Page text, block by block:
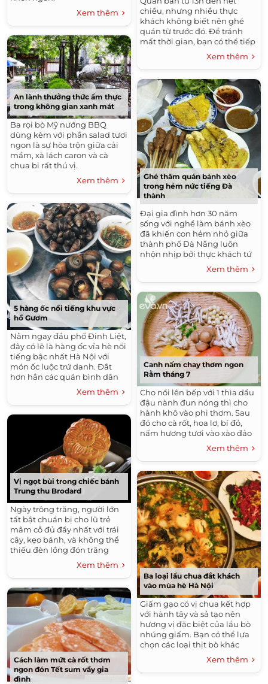
Xem thêm
An lành thưởng thức ẩm thực
trong không gian xanh mát
Ba rọi bò Mỹ nướng BBQ
dùng kèm với phần salad tươi
ngon là sự hòa trộn giữa cải
mầm, xà lách caron và cà
chua bi rất thú vị.
Xem thêm
5 hàng ốc nổi tiếng khu vực
hồ Gươm
Nằm ngay đầu phố Đinh Liệt,
đây có lẽ là hàng ốc vỉa hè nổi
tiếng bậc nhất Hà Nội với
món ốc luộc trứ danh. Đắt
hơn hẳn các quán bình dân
khác với giá khoảng 70.000
đồng cho một bát to nhưng
quán Hà Trang luôn đông
khách, đặc biệt là buổi chiều
tối và cuối tuần.
Xem thêm
Vị ngọt bùi trong chiếc bánh
Trung thu Brodard
Ngày trông trăng, người lớn
tất bật chuẩn bị cho lũ trẻ
mâm cỗ đủ đầy nhất với trái
cây, kẹo bánh, và không thể
thiếu đèn lồng đón trăng
cùng những chiếc bánh
Trung thu ngọt bùi. Bánh
trông trăng phải là những
chiếc bánh giữ được hồn
“muôn năm cũ”, nhân bánh
thơm bùi với thịt mỡ, trứng
muối, hạt dưa.
Xem thêm
Cách làm mứt cà rốt thơm
ngon đón Tết sum vầy gia
đình
chiều, nhưng nhiều thực
khách không biết nên ghé
quán từ trước đó. Để tránh
mất thời gian, bạn có thể tiếp
tục lang thang khu Hòa Bình
hoặc đi vào nhà sách gần đó.
Một tô đầy đủ ở quán có giá
35.000 đồng. Nếu không ăn
được một số nguyên liệu của
lòng gà thì bạn có thể nói
trước với chủ quán.
Xem thêm
Ghé thăm quán bánh xèo
trong hẻm nức tiếng Đà
thành
Đại gia đình hơn 30 năm
sống với nghề làm bánh xèo
đã khiến con hẻm nhỏ giữa
thành phố Đà Nẵng luôn
nhộn nhịp bởi thực khách tứ
Xem thêm
Canh nấm chay thơm ngon
Rằm tháng 7
Cho nồi lên bếp với 1 thìa dầu
đậu nành đun nóng thì cho
hành khô vào phi thơm. Sau
đó cho cà rốt, hoa lơ, bí đỏ,
nấm hương tươi vào xào đảo
Xem thêm
Ba loại lẩu chua đắt khách
vào mùa hè Hà Nội
Giấm gạo có vị chua kết hợp
với hành tây và sả tạo nên
hương vị đặc biệt của lẩu bò
nhúng giấm. Bạn có thể lựa
chọn các loại thịt bò khác
nhau để nhúng vào lẩu như
bắp bò, ba chỉ bò, gân bò, gầu
bò. Bò chín mềm tơi trong
Xem thêm